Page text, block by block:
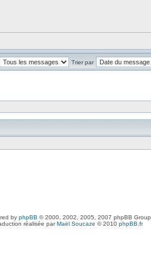
Trier par
by phpBB © 2000, 2002, 2005, 2007 phpBB Group
réalisée parMaël Soucaze © 2010 phpBB.fr